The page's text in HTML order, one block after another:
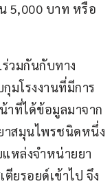
5,000 บาท หรือ
วมกันกับทาง
มโรงงานที่มีการ
าที่ได้ข้อมูลมาจาก
าสมุนไพรชนิดหนึ่ง
แหล่งจำหน่ายยา
ยรอยด์เข้าไป จึง